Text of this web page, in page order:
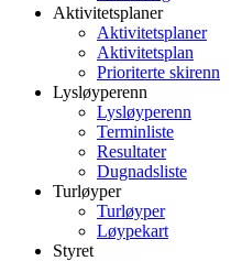
Aktivitetsplaner
Aktivitetsplaner
Aktivitetsplan
Prioriterte skirenn
Lysløyperenn
Lysløyperenn
Terminliste
Resultater
Dugnadsliste
Turløyper
Turløyper
Løypekart
Styret